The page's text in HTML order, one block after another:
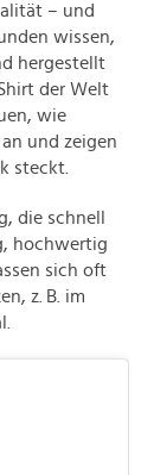
– und
wissen,
hergestellt
der Welt
wie
und zeigen
steckt.
die schnell
hochwertig
sich oft
z. B. im